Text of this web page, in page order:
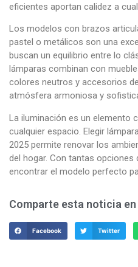
eficientes aportan calidez a
Los modelos con brazos
pastel o metálicos son una
buscan un equilibrio entre lo
lámparas combinan con
colores neutros y accesorios
atmósfera armoniosa y
La iluminación es un elemento
cualquier espacio. Elegir
2025 permite renovar los
del hogar. Con tantas opciones
encontrar el modelo perfecto
Comparte esta noticia en
Facebook Twitter